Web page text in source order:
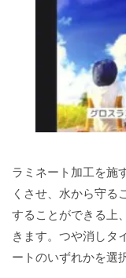
ラミネート加工を施
くさせ、水から守る
することができる上
きます。つや消しタ
ートのいずれかを選